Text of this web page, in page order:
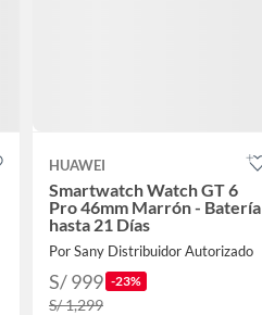
HUAWEI
Smartwatch Watch GT 6
Pro 46mm Marrón - Batería
hasta 21 Días
Por Sany Distribuidor Autorizado
S/ 999 -23%
S/ 1,299